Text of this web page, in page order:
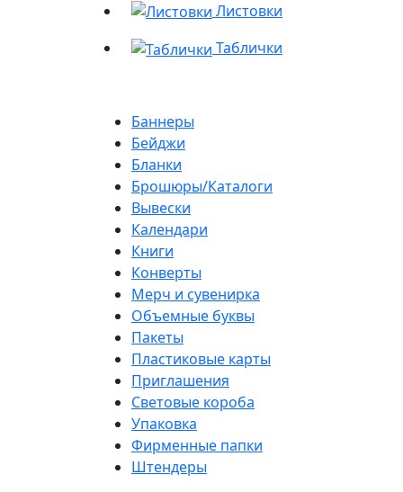
Листовки
Таблички
Баннеры
Бейджи
Бланки
Брошюры/Каталоги
Вывески
Календари
Книги
Конверты
Мерч и сувенирка
Объемные буквы
Пакеты
Пластиковые карты
Приглашения
Световые короба
Упаковка
Фирменные папки
Штендеры